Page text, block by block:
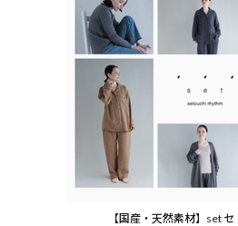
【国産・天然素材】set